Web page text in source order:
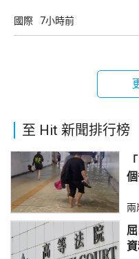
國際 7小時前
至 Hit 新聞排行榜
兩